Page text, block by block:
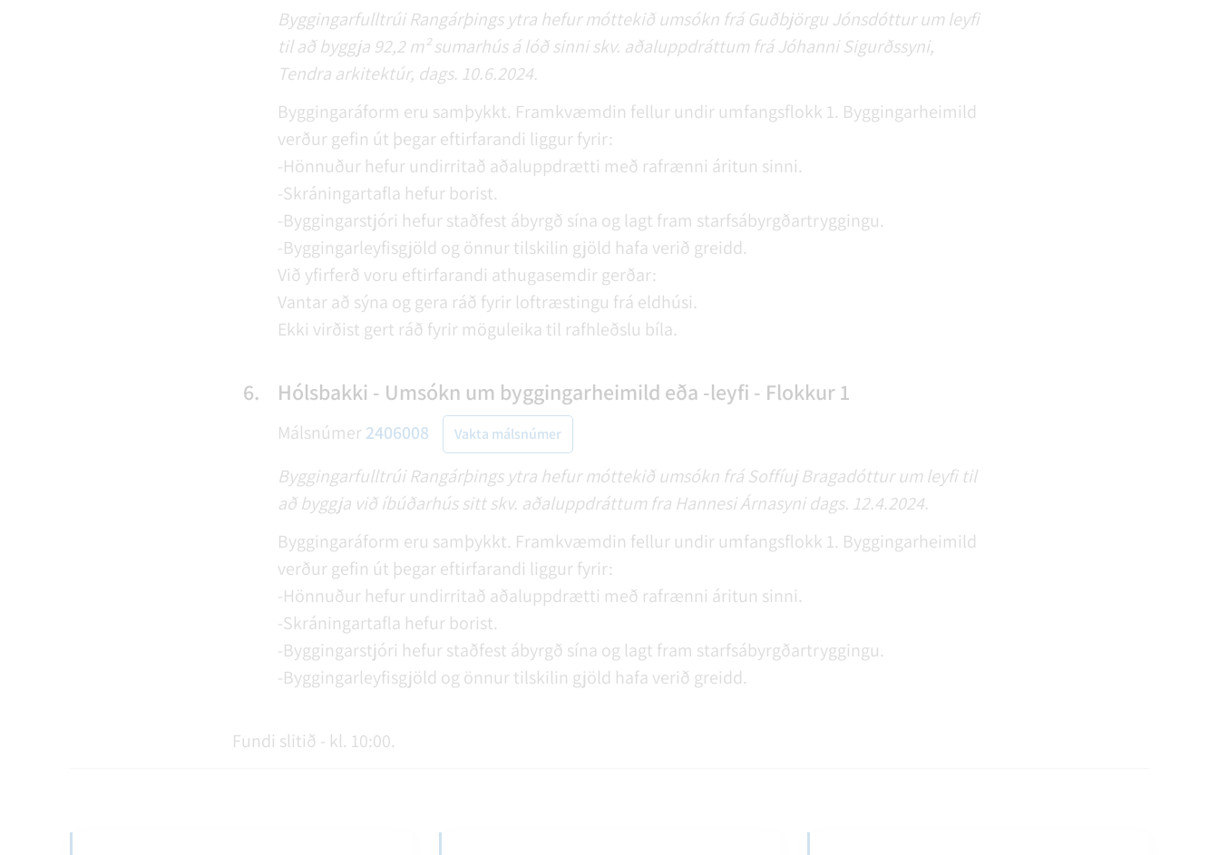
Byggingarfulltrúi Rangárþings ytra hefur móttekið umsókn frá Guðbjörgu Jónsdóttur um leyfi
til að byggja 92,2 m² sumarhús á lóð sinni skv. aðaluppdráttum frá Jóhanni Sigurðssyni,
Tendra arkitektúr, dags. 10.6.2024.
Byggingaráform eru samþykkt. Framkvæmdin fellur undir umfangsflokk 1. Byggingarheimild
verður gefin út þegar eftirfarandi liggur fyrir:
-Hönnuður hefur undirritað aðaluppdrætti með rafrænni áritun sinni.
-Skráningartafla hefur borist.
-Byggingarstjóri hefur staðfest ábyrgð sína og lagt fram starfsábyrgðartryggingu.
-Byggingarleyfisgjöld og önnur tilskilin gjöld hafa verið greidd.
Við yfirferð voru eftirfarandi athugasemdir gerðar:
Vantar að sýna og gera ráð fyrir loftræstingu frá eldhúsi.
Ekki virðist gert ráð fyrir möguleika til rafhleðslu bíla.
6. Hólsbakki - Umsókn um byggingarheimild eða -leyfi - Flokkur 1
Málsnúmer2406008 Vakta málsnúmer
Byggingarfulltrúi Rangárþings ytra hefur móttekið umsókn frá Soffíuj Bragadóttur um leyfi til
að byggja við íbúðarhús sitt skv. aðaluppdráttum fra Hannesi Árnasyni dags. 12.4.2024.
Byggingaráform eru samþykkt. Framkvæmdin fellur undir umfangsflokk 1. Byggingarheimild
verður gefin út þegar eftirfarandi liggur fyrir:
-Hönnuður hefur undirritað aðaluppdrætti með rafrænni áritun sinni.
-Skráningartafla hefur borist.
-Byggingarstjóri hefur staðfest ábyrgð sína og lagt fram starfsábyrgðartryggingu.
-Byggingarleyfisgjöld og önnur tilskilin gjöld hafa verið greidd.
Fundi slitið - kl. 10:00.